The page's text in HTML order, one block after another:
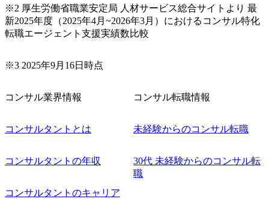
ティングキャリアを選択 ・グ
ループ会社のシンプレクス株
式会社へのジョブローテーシ
ョンも可能(PM/Techキャリア
タントとしての基礎を身につ
けます。 まずは単一PJ内の与
きます。 ・マネージャー、シ
し、並行して複数の提案業務
を行い、 メンバーマネジメン
トをしながらPJ推進していく
経験を積んでいただきます。
※2 厚生労働省職業安定局 人材サービス総合サイトより 最
新2025年度（2025年4月~2026年3月）におけるコンサル特化
転職エージェント支援実績数比較
※3 2025年9月16日時点
コンサル業界情報
コンサルタントとは
コンサルタントの年収
コンサルタントのキャリア
コンサル転職情報
未経験からのコンサル転職
30代 未経験からのコンサル転
職